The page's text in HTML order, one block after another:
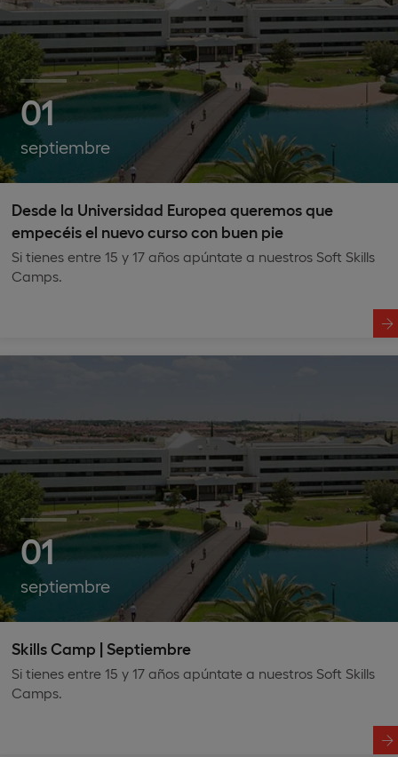
01
septiembre
Desde la Universidad Europea queremos que
empecéis el nuevo curso con buen pie
Si tienes entre 15 y 17 años apúntate a nuestros Soft Skills
Camps.
01
septiembre
Skills Camp | Septiembre
Si tienes entre 15 y 17 años apúntate a nuestros Soft Skills
Camps.